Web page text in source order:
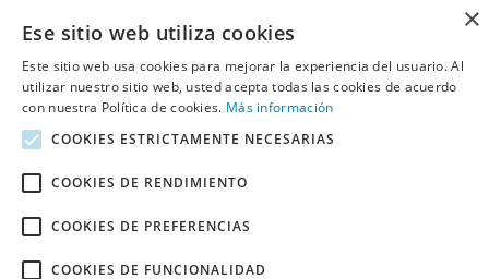
Privacidad
Declaración de cookies
Términos y condiciones
Aviso y eliminación
Derechos de autor ©Chollo2026. Todos los derechos quedan
reservados.
×
Ese sitio web utiliza cookies
Este sitio web usa cookies para mejorar la experiencia del usuario. Al
utilizar nuestro sitio web, usted acepta todas las cookies de acuerdo
con nuestra Política de cookies. Más información
COOKIES ESTRICTAMENTE NECESARIAS
COOKIES DE RENDIMIENTO
COOKIES DE PREFERENCIAS
COOKIES DE FUNCIONALIDAD